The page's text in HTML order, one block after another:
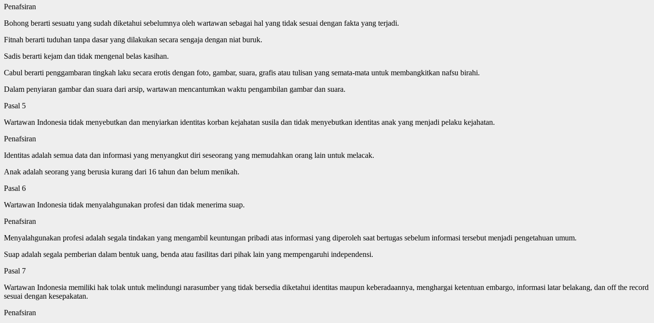
Penafsiran
Bohong berarti sesuatu yang sudah diketahui sebelumnya oleh wartawan sebagai hal yang tidak sesuai dengan fakta yang terjadi.
Fitnah berarti tuduhan tanpa dasar yang dilakukan secara sengaja dengan niat buruk.
Sadis berarti kejam dan tidak mengenal belas kasihan.
Cabul berarti penggambaran tingkah laku secara erotis dengan foto, gambar, suara, grafis atau tulisan yang semata-mata untuk membangkitkan nafsu birahi.
Dalam penyiaran gambar dan suara dari arsip, wartawan mencantumkan waktu pengambilan gambar dan suara.
Pasal 5
Wartawan Indonesia tidak menyebutkan dan menyiarkan identitas korban kejahatan susila dan tidak menyebutkan identitas anak yang menjadi pelaku kejahatan.
Penafsiran
Identitas adalah semua data dan informasi yang menyangkut diri seseorang yang memudahkan orang lain untuk melacak.
Anak adalah seorang yang berusia kurang dari 16 tahun dan belum menikah.
Pasal 6
Wartawan Indonesia tidak menyalahgunakan profesi dan tidak menerima suap.
Penafsiran
Menyalahgunakan profesi adalah segala tindakan yang mengambil keuntungan pribadi atas informasi yang diperoleh saat bertugas sebelum informasi tersebut menjadi pengetahuan umum.
Suap adalah segala pemberian dalam bentuk uang, benda atau fasilitas dari pihak lain yang mempengaruhi independensi.
Pasal 7
Wartawan Indonesia memiliki hak tolak untuk melindungi narasumber yang tidak bersedia diketahui identitas maupun keberadaannya, menghargai ketentuan embargo, informasi latar belakang, dan off the record
sesuai dengan kesepakatan.
Penafsiran